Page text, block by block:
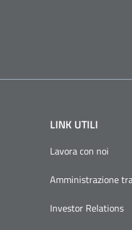
LINK UTILI
Lavora con noi
Amministrazione
Investor Relations